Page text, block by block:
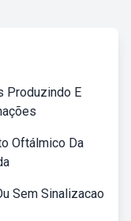
Produzindo E
Oftálmico Da
Sem Sinalizacao